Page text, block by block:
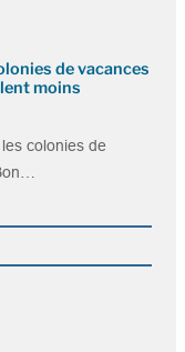
de vacances
moins
colonies de